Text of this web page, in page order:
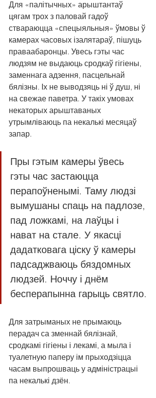
Для «палітычных» арыштантаў
цягам трох з паловай гадоў
ствараюцца «спецыяльныя» ўмовы ў
камерах часовых ізалятараў, пішуць
праваабаронцы. Увесь гэты час
людзям не выдаюць сродкаў гігіены,
заменнага адзення, пасцельнай
бялізны. Іх не выводзяць ні ў душ, ні
на свежае паветра. У такіх умовах
некаторых арыштаваных
утрымліваюць па некалькі месяцаў
запар.
Пры гэтым камеры ўвесь
гэты час застаюцца
перапоўненымі. Таму людзі
вымушаны спаць на падлозе,
пад ложкамі, на лаўцы і
нават на стале. У якасці
дадатковага ціску ў камеры
падсаджваюць бяздомных
людзей. Ноччу і днём
бесперапынна гарыць святло.
Для затрыманых не прымаюць
перадач са зменнай бялізнай,
сродкамі гігіены і лекамі, а мыла і
туалетную паперу ім прыходзіцца
часам выпрошваць у адміністрацыі
па некалькі дзён.